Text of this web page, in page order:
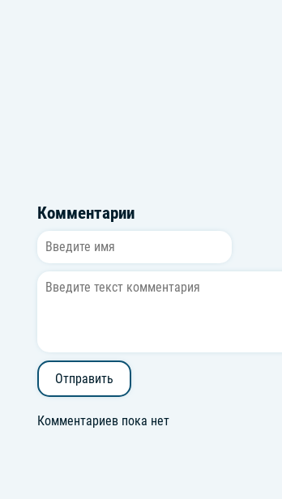
Комментарии
Отправить
Комментариев пока нет